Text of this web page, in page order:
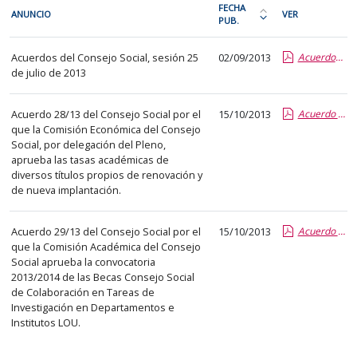
cada
fila
de
la
siguiente
tabla
encontrará
los
anuncios
del
tablón
seleccionado
previamente.
En
la
primera
columna
del
Consejo
ANUNCIO
FECHA
PUB.
Ordena
la
tabla
fecha
de
antigua
VER
Acuerdos del Consejo Social, sesión 25
de julio de 2013
02/09/2013 Acuerdos 25 de julio 2013
Acuerdo 28/13 del Consejo Social por el
que la Comisión Económica del Consejo
Social, por delegación del Pleno,
aprueba las tasas académicas de
diversos títulos propios de renovación y
de nueva implantación.
15/10/2013 Acuerdo 28-13 Aprobación Tasas Académicas de Títulos Propios de Renovación y Nueva Implantación.pdf
Acuerdo 29/13 del Consejo Social por el
que la Comisión Académica del Consejo
Social aprueba la convocatoria
2013/2014 de las Becas Consejo Social
de Colaboración en Tareas de
Investigación en Departamentos e
Institutos LOU.
15/10/2013 Acuerdo 29-13 Aprobación Convocatoria 2013-2014 de 35 Becas CS de Colaboración.pdf